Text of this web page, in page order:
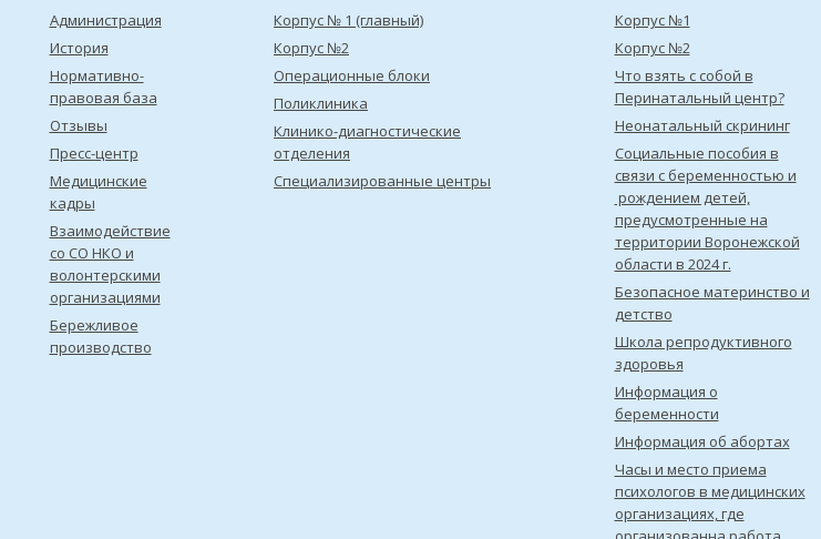
Администрация
История
Нормативно-
правовая база
Отзывы
Пресс-центр
Медицинские
кадры
Взаимодействие
со СО НКО и
волонтерскими
организациями
Бережливое
производство
Корпус № 1 (главный)
Корпус №2
Операционные блоки
Поликлиника
Клинико-диагностические
отделения
Специализированные центры
Корпус №1
Корпус №2
Что взять с собой в
Перинатальный центр?
Неонатальный скрининг
Социальные пособия в
связи с беременностью и
рождением детей,
предусмотренные на
территории Воронежской
области в 2024 г.
Безопасное материнство и
детство
Школа репродуктивного
здоровья
Информация о
беременности
Информация об абортах
Часы и место приема
психологов в медицинских
организациях, где